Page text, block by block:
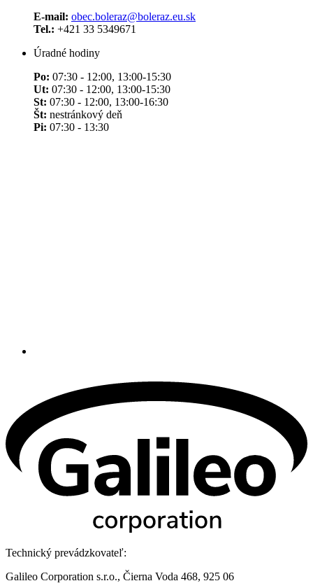
E-mail: obec.boleraz@boleraz.eu.sk
Tel.: +421 33 5349671
Úradné hodiny
Po: 07:30 - 12:00, 13:00-15:30
Ut: 07:30 - 12:00, 13:00-15:30
St: 07:30 - 12:00, 13:00-16:30
Št: nestránkový deň
Pi: 07:30 - 13:30
Technický prevádzkovateľ:
Galileo Corporation s.r.o., Čierna Voda 468, 925 06